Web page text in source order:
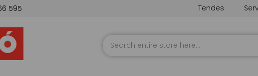
595 Tendes